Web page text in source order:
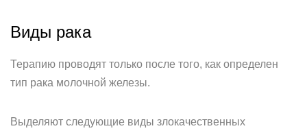
Виды рака
Терапию проводят только после того, как определен
тип рака молочной железы.
Выделяют следующие виды злокачественных